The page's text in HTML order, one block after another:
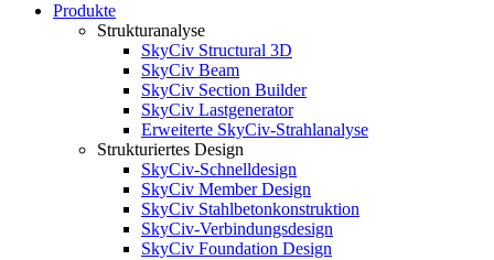
Produkte
Strukturanalyse
SkyCiv Structural 3D
SkyCiv Beam
SkyCiv Section Builder
SkyCiv Lastgenerator
Erweiterte SkyCiv-Strahlanalyse
Strukturiertes Design
SkyCiv-Schnelldesign
SkyCiv Member Design
SkyCiv Stahlbetonkonstruktion
SkyCiv-Verbindungsdesign
SkyCiv Foundation Design